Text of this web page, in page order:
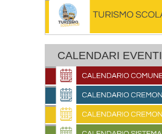
CALENDARI EVENTI